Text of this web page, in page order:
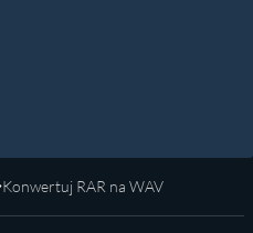
Konwertuj RAR na WAV